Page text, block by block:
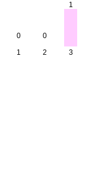
0
1
0
2
1
3